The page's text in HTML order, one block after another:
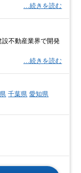
…続きを読む
設不動産業界で開発
…続きを読む
千葉県 愛知県